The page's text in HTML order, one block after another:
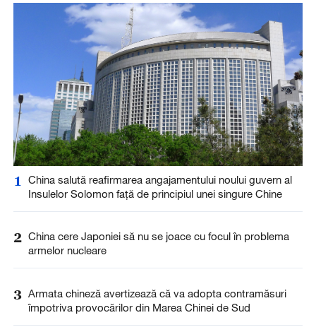
1
China salută reafirmarea angajamentului noului guvern al
Insulelor Solomon față de principiul unei singure Chine
2 China cere Japoniei să nu se joace cu focul în problema
armelor nucleare
3 Armata chineză avertizează că va adopta contramăsuri
împotriva provocărilor din Marea Chinei de Sud